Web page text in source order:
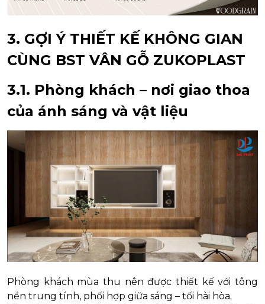
3. GỢI Ý THIẾT KẾ KHÔNG GIAN
CÙNG BST VÂN GỖ ZUKOPLAST
3.1. Phòng khách – nơi giao thoa
của ánh sáng và vật liệu
Phòng khách mùa thu nên được thiết kế với tông
nền trung tính, phối hợp giữa sáng – tối hài hòa.